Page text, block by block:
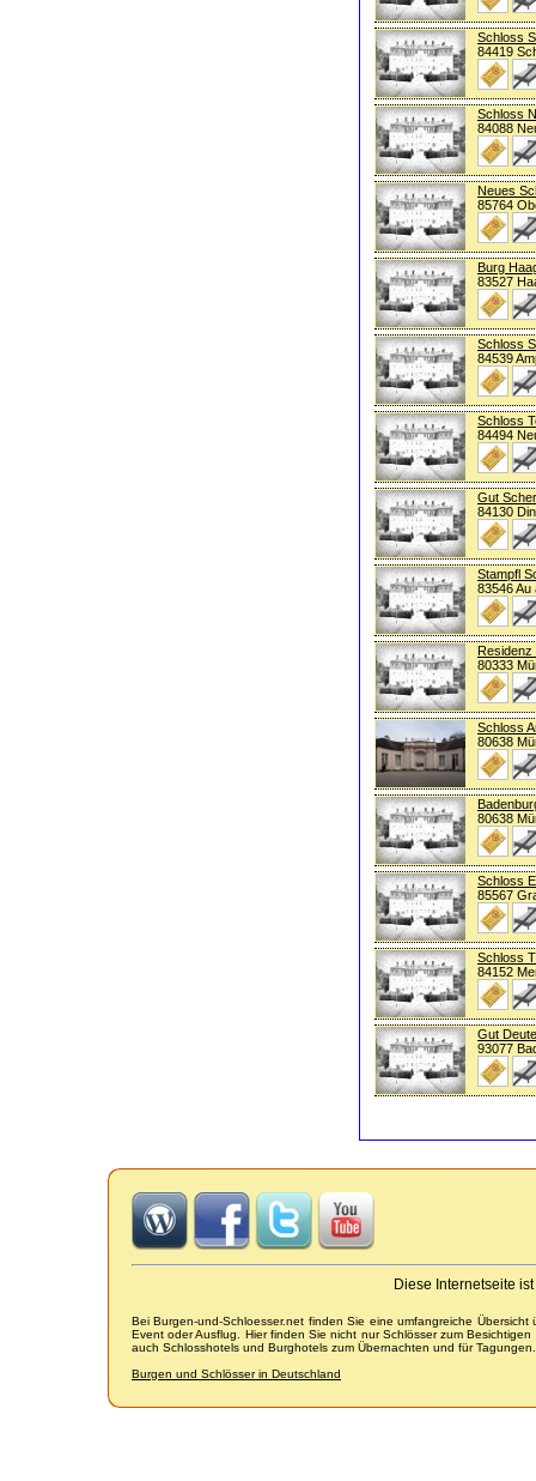
Schloss
84419
Schloss
84088
Neues
85764
Burg
83527
Schloss
84539
Schloss
84494
Gut
84130
Stampfl
83546 Au
Residenz
80333
Schloss
80638
80638
Schloss
85567
Schloss
84152
Gut
93077
Diese Internetseite
Bei Burgen-und-Schloesser.net finden Sie eine umfangreiche
Event oder Ausflug. Hier finden Sie nicht nur Schlösser zum
auch Schlosshotels und Burghotels zum Übernachten und für Tagungen.
Burgen und Schlösser in Deutschland